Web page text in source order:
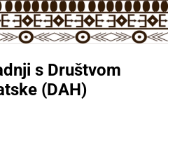
s Društvom
(DAH)